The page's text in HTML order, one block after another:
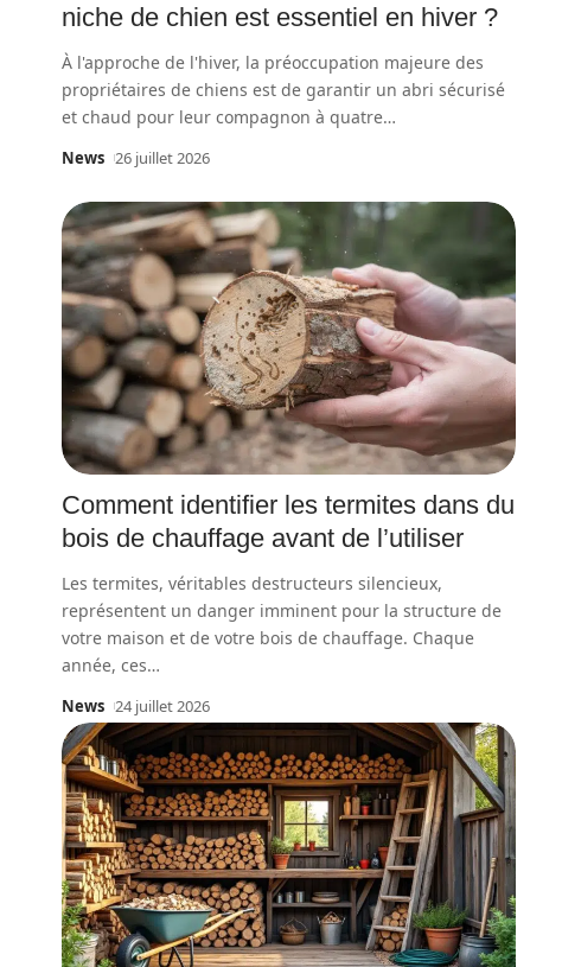
niche de chien est essentiel en hiver ?
À l'approche de l'hiver, la préoccupation majeure des
propriétaires de chiens est de garantir un abri sécurisé
et chaud pour leur compagnon à quatre…
News 26 juillet 2026
Comment identifier les termites dans du
bois de chauffage avant de l’utiliser
Les termites, véritables destructeurs silencieux,
représentent un danger imminent pour la structure de
votre maison et de votre bois de chauffage. Chaque
année, ces…
News 24 juillet 2026